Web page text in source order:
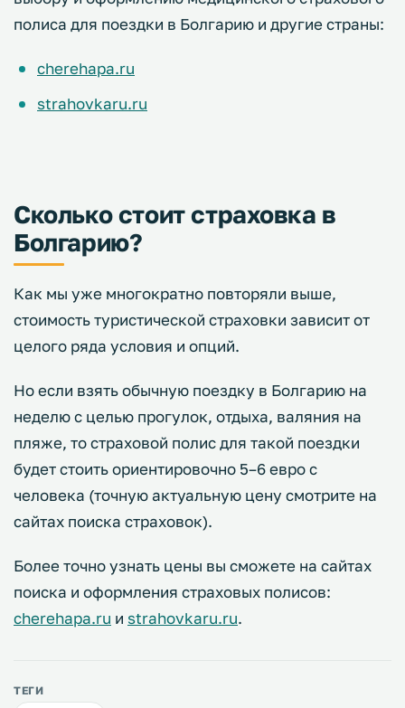
полиса для поездки в Болгарию и другие страны:
cherehapa.ru
strahovkaru.ru
Сколько стоит страховка в
Болгарию?
Как мы уже многократно повторяли выше,
стоимость туристической страховки зависит от
целого ряда условия и опций.
Но если взять обычную поездку в Болгарию на
неделю с целью прогулок, отдыха, валяния на
пляже, то страховой полис для такой поездки
будет стоить ориентировочно 5–6 евро с
человека (точную актуальную цену смотрите на
сайтах поиска страховок).
Более точно узнать цены вы сможете на сайтах
поиска и оформления страховых полисов:
cherehapa.ru и strahovkaru.ru.
ТЕГИ